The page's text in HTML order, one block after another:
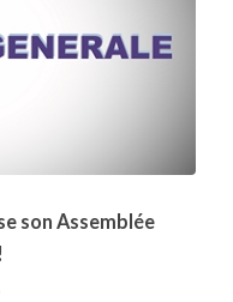
son Assemblée